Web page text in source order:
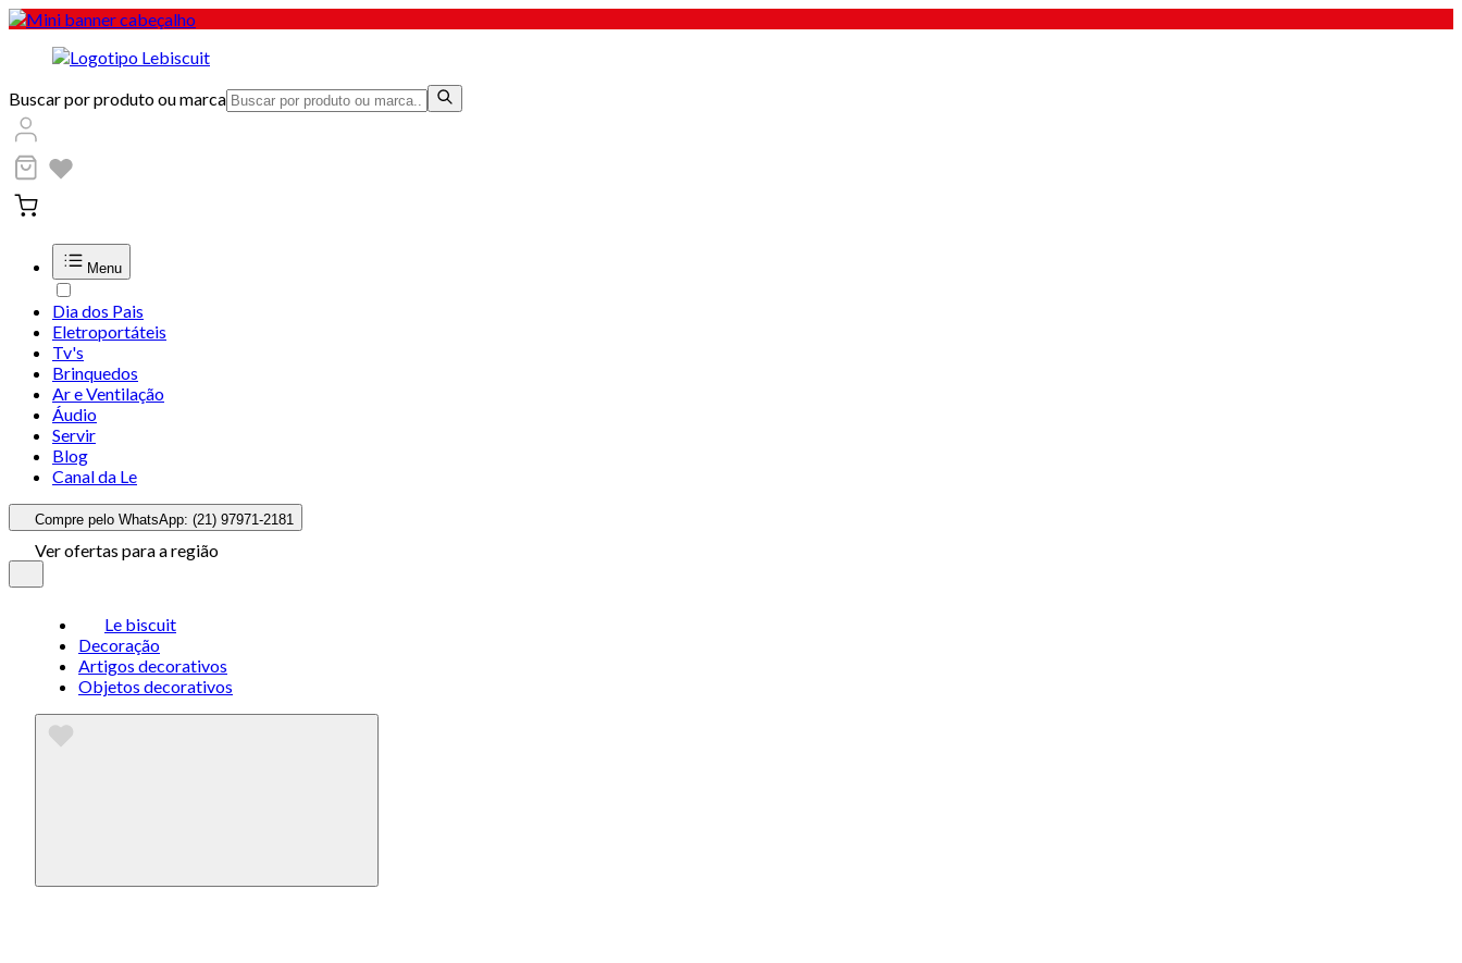
Buscar por produto ou marca
Menu
Dia dos Pais
Eletroportáteis
Tv's
Brinquedos
Ar e Ventilação
Áudio
Servir
Blog
Canal da Le
Compre pelo WhatsApp: (21) 97971-2181
Ver ofertas para a região
Le biscuit
Decoração
Artigos decorativos
Objetos decorativos